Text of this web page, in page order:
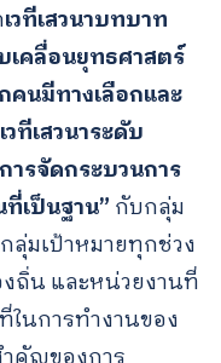
เวทีเสวนาบทบาท
เคลื่อนยุทธศาสตร์
นมีทางเลือกและ
เวทีเสวนาระดับ
ารจัดกระบวนการ
เป็นฐาน” กับกลุ่ม
ลุ่มเป้าหมายทุกช่วง
ถิ่น และหน่วยงานที่
นการทำงานของ